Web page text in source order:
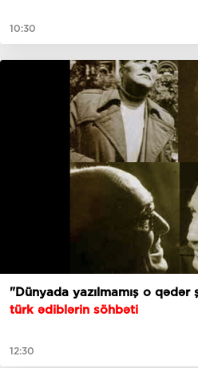
10:30
"Dünyada yazılmamış o qədər
türk ədiblərin söhbəti
12:30